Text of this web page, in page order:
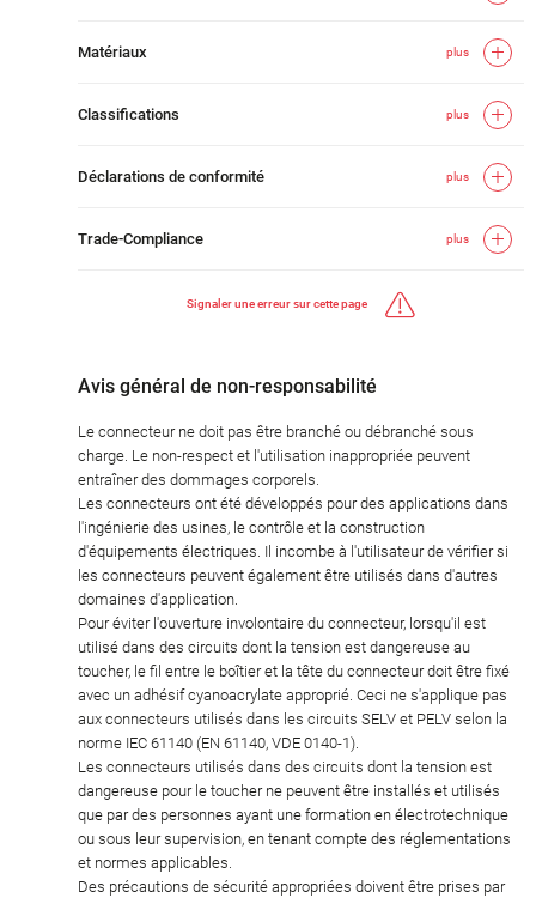
Matériaux plus
Classifications plus
Déclarations de conformité plus
Trade-Compliance plus
Signaler une erreur sur cette page
Avis général de non-responsabilité
Le connecteur ne doit pas être branché ou débranché sous
charge. Le non-respect et l'utilisation inappropriée peuvent
entraîner des dommages corporels.
Les connecteurs ont été développés pour des applications dans
l'ingénierie des usines, le contrôle et la construction
d'équipements électriques. Il incombe à l'utilisateur de vérifier si
les connecteurs peuvent également être utilisés dans d'autres
domaines d'application.
Pour éviter l'ouverture involontaire du connecteur, lorsqu'il est
utilisé dans des circuits dont la tension est dangereuse au
toucher, le fil entre le boîtier et la tête du connecteur doit être fixé
avec un adhésif cyanoacrylate approprié. Ceci ne s'applique pas
aux connecteurs utilisés dans les circuits SELV et PELV selon la
norme IEC 61140 (EN 61140, VDE 0140-1).
Les connecteurs utilisés dans des circuits dont la tension est
dangereuse pour le toucher ne peuvent être installés et utilisés
que par des personnes ayant une formation en électrotechnique
ou sous leur supervision, en tenant compte des réglementations
et normes applicables.
Des précautions de sécurité appropriées doivent être prises par